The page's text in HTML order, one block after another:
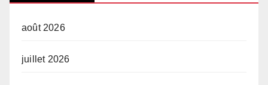
août 2026
juillet 2026